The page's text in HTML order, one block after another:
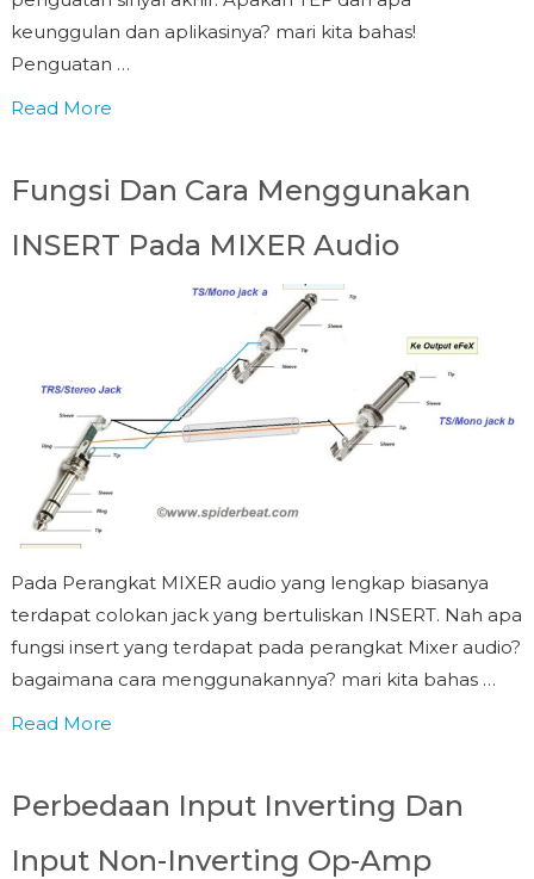
keunggulan dan aplikasinya? mari kita bahas!
Penguatan …
Read More
Fungsi Dan Cara Menggunakan
INSERT Pada MIXER Audio
Pada Perangkat MIXER audio yang lengkap biasanya
terdapat colokan jack yang bertuliskan INSERT. Nah apa
fungsi insert yang terdapat pada perangkat Mixer audio?
bagaimana cara menggunakannya? mari kita bahas …
Read More
Perbedaan Input Inverting Dan
Input Non-Inverting Op-Amp